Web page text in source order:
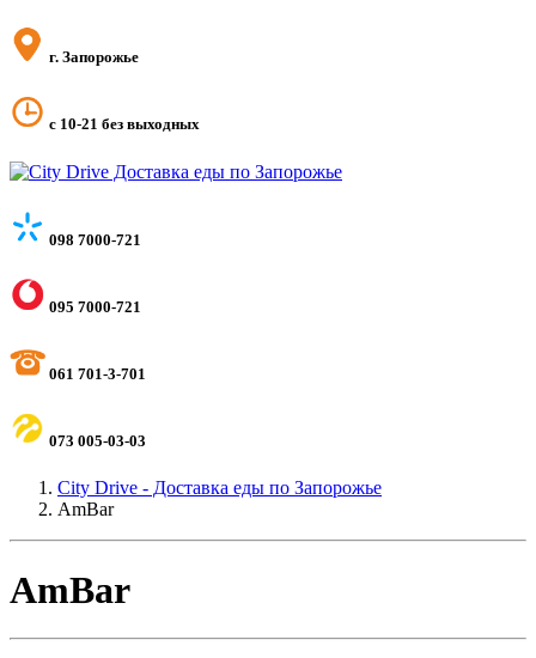
г. Запорожье
с 10-21 без выходных
098 7000-721
095 7000-721
061 701-3-701
073 005-03-03
City Drive - Доставка еды по Запорожье
AmBar
AmBar